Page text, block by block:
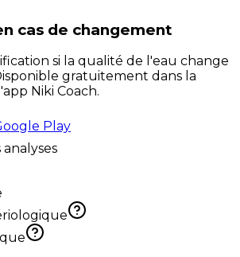
cas de changement
si la qualité de l'eau change
gratuitement dans la
Niki Coach.
Play